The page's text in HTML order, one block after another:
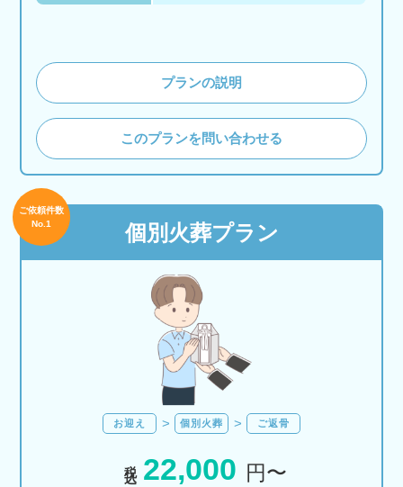
プランの説明
このプランを問い合わせる
個別火葬プラン
ご依頼件数
No.1
お迎え 個別火葬 ご返骨
22,000 円〜